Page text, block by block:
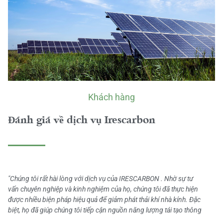
Khách hàng
Đánh giá về dịch vụ Irescarbon
"Chúng tôi rất hài lòng với dịch vụ của IRESCARBON . Nhờ sự tư
vấn chuyên nghiệp và kinh nghiệm của họ, chúng tôi đã thực hiện
được nhiều biện pháp hiệu quả để giảm phát thải khí nhà kính. Đặc
biệt, họ đã giúp chúng tôi tiếp cận nguồn năng lượng tái tạo thông